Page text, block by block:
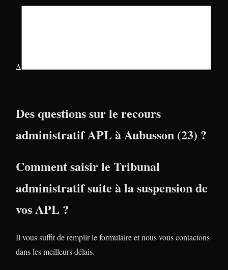
Δ
Des questions sur le recours
administratif APL à Aubusson (23) ?
Comment saisir le Tribunal
administratif suite à la suspension de
vos APL ?
Il vous suffit de remplir le formulaire et nous vous contactons
dans les meilleurs délais.